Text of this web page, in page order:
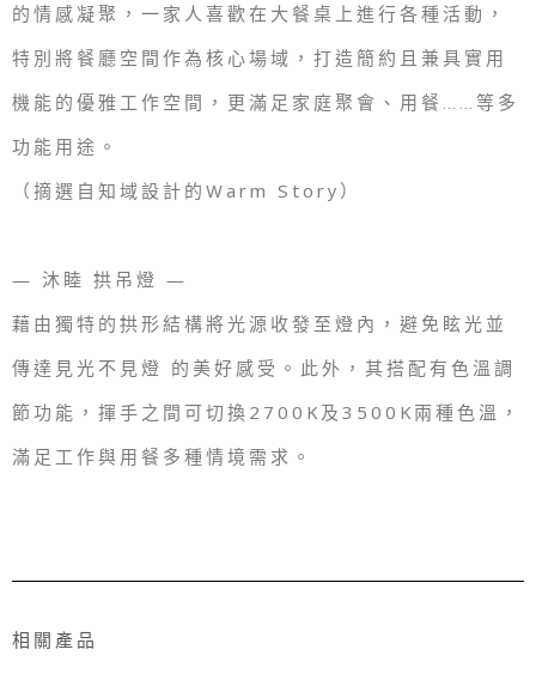
的情感凝聚，一家人喜歡在大餐桌上進行各種活動，
特別將餐廳空間作為核心場域，打造簡約且兼具實用
機能的優雅工作空間，更滿足家庭聚會、用餐……等多
功能用途。
（摘選自知域設計的Warm Story）
— 沐睦 拱吊燈 —
藉由獨特的拱形結構將光源收發至燈內，避免眩光並
傳達見光不見燈 的美好感受。此外，其搭配有色溫調
節功能，揮手之間可切換2700K及3500K兩種色溫，
滿足工作與用餐多種情境需求。
相關產品